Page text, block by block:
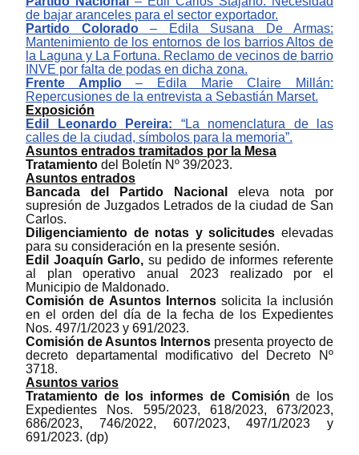
de bajar aranceles para el sector exportador.
Partido Colorado– Edil a Susana De Armas:
Mantenimiento de los entornos de los barrios Altos de
la Laguna y La Fortuna. Reclamo de vecinos de barrio
INVE por falta de podas en dicha zona.
Frente Amplio
‒ Edila Marie Claire Millán:
Repercusiones de la entrevista a Sebastián Marset.
Exposición
Edil Leonardo Pereira: “La nomenclatura de las
calles de la ciudad, símbolos para la memoria”.
Asuntos entrados tramitados por la Mesa
Tratamiento del Boletín Nº 39/2023.
Asuntos entrados
Bancada del Partido Nacional eleva nota por
supresión de Juzgados Letrados de la ciudad de San
Carlos.
Diligenciamiento de notas y solicitudes elevadas
para su consideración en la presente sesión.
Edil Joaquín Garlo, su pedido de informes referente
al plan operativo anual 2023 realizado por el
Municipio de Maldonado.
Comisión de Asuntos Internos solicita la inclusión
en el orden del día de la fecha de
os Expedientes
Nos. 497/1/2023 y 691/2023.
Comisión de Asuntos Internos presenta proyecto de
decreto departamental modificativo del Decreto Nº
3718.
Asuntos varios
Tratamiento de los informes de Comisiónde
los
Expedientes Nos.
595/2023, 618/2023, 673/2023,
686/2023, 746/2022, 607/2023, 497/1/2023 y
691/2023. (dp)